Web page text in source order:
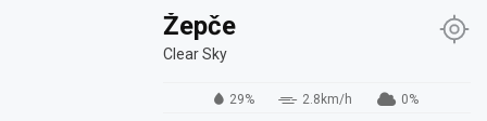
Žepče
Clear Sky
29% 2.8km/h 0%